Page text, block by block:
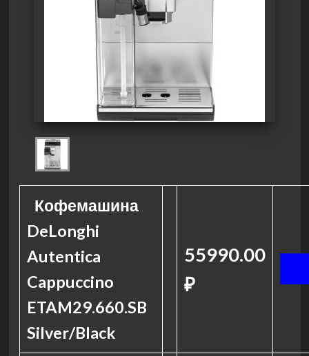
Кофемашина
DeLonghi
Autentica
Cappuccino
ETAM29.660.SB
Silver/Black
55990.00
₽